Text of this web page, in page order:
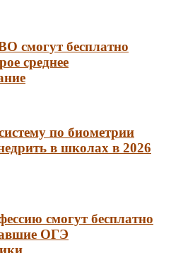
смогут бесплатно
среднее
по биометрии
в школах в 2026
смогут бесплатно
ОГЭ